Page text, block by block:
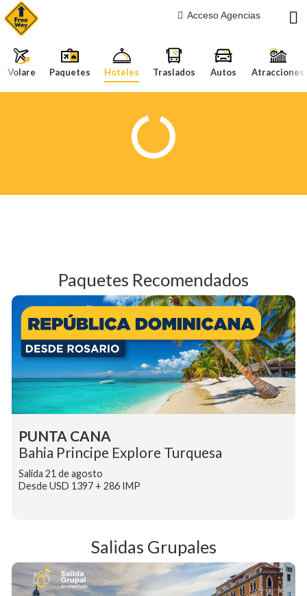
Acceso Agencias
Volare Paquetes Hoteles Traslados Autos Atracciones
Paquetes Recomendados
PUNTA CANA
Bahia Principe Explore Turquesa
Salida 21 de agosto
Desde USD 1397 + 286 IMP
Salidas Grupales